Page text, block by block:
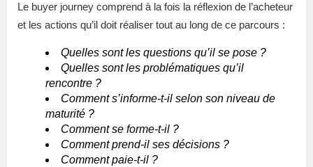
Le buyer journey comprend à la fois la réflexion de l’acheteur
et les actions qu’il doit réaliser tout au long de ce parcours :
Quelles sont les questions qu’il se pose ?
Quelles sont les problématiques qu’il
rencontre ?
Comment s’informe-t-il selon son niveau de
maturité ?
Comment se forme-t-il ?
Comment prend-il ses décisions ?
Comment paie-t-il ?